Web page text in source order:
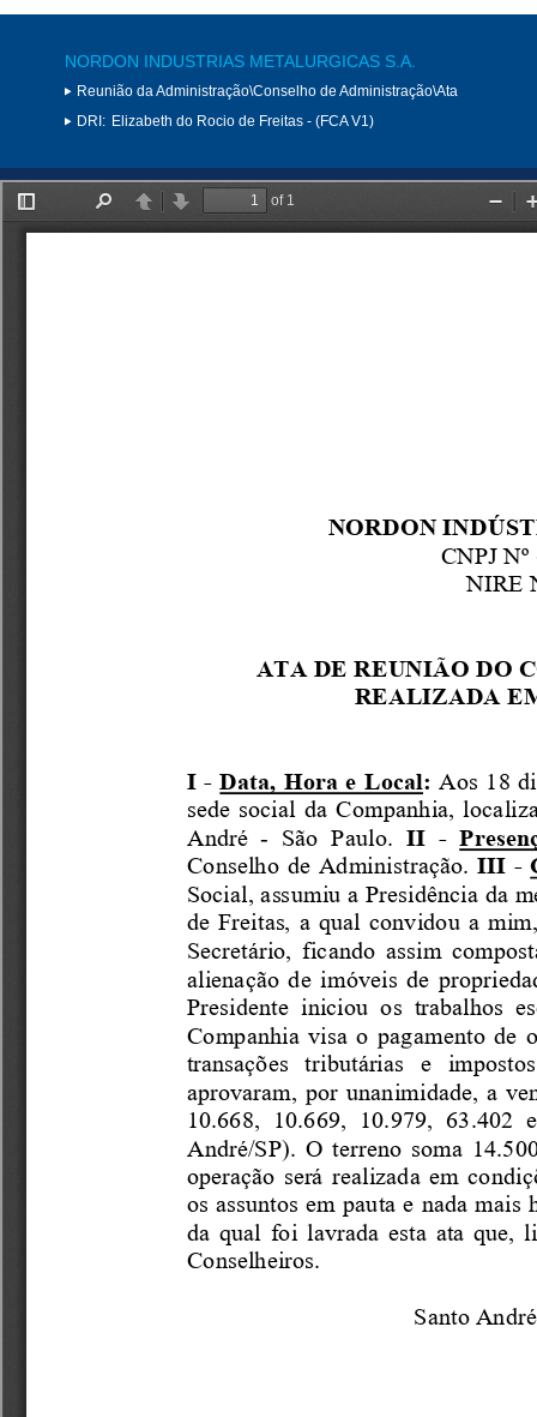
NORDON INDUSTRIAS METALURGICAS S.A.
Reunião da Administração\Conselho de Administração\Ata
DRI: Elizabeth do Rocio de Freitas - (FCA V1)